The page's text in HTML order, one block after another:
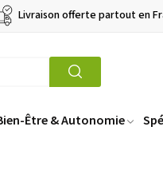
Livraison offerte partout en
Être & Autonomie